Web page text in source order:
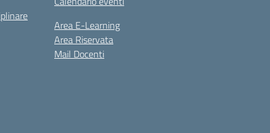
Area E-Learning
Area Riservata
Mail Docenti